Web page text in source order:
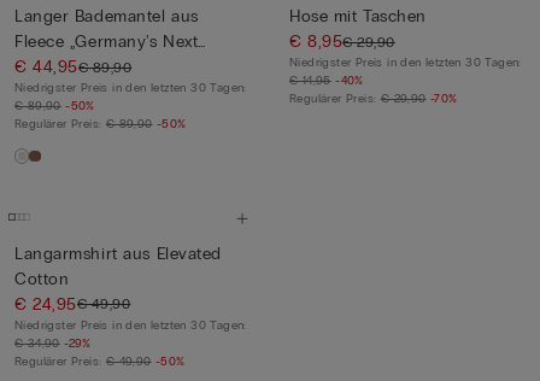
Langer Bademantel aus
Fleece „Germany's Next
Topmo...
€ 44,95€ 89,90
Niedrigster Preis in den letzten 30 Tagen:
€ 89,90 -50%
Regulärer Preis: € 89,90 -50%
Hose mit Taschen
€ 8,95€ 29,90
Niedrigster Preis in den letzten 30 Tagen:
€ 14,95 -40%
Regulärer Preis: € 29,90 -70%
Langarmshirt aus Elevated
Cotton
€ 24,95€ 49,90
Niedrigster Preis in den letzten 30 Tagen:
€ 34,90 -29%
Regulärer Preis: € 49,90 -50%